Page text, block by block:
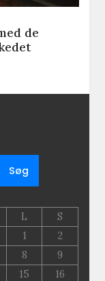
de
Søg
L
S
1
2
8
9
15
16